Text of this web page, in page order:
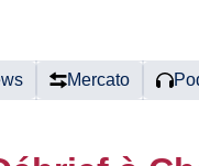
Mercato